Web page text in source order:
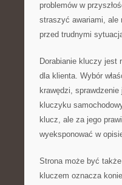
problemów w
straszyć awariami, ale
przed trudnymi
Dorabianie kluczy jest
dla klienta. Wybór
krawędzi,
kluczyku
klucz, ale za jego
wyeksponować w
Strona może być
kluczem oznacza